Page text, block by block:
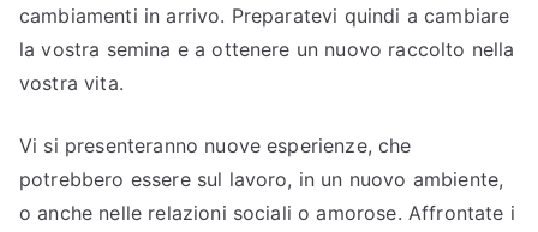
cambiamenti in arrivo. Preparatevi quindi a cambiare
la vostra semina e a ottenere un nuovo raccolto nella
vostra vita.
Vi si presenteranno nuove esperienze, che
potrebbero essere sul lavoro, in un nuovo ambiente,
o anche nelle relazioni sociali o amorose. Affrontate i